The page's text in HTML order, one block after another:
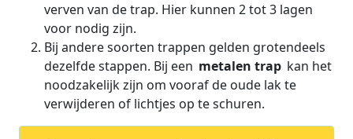
verven van de trap. Hier kunnen 2 tot 3 lagen
voor nodig zijn.
Bij andere soorten trappen gelden grotendeels
dezelfde stappen. Bij een metalen trap kan het
noodzakelijk zijn om vooraf de oude lak te
verwijderen of lichtjes op te schuren.